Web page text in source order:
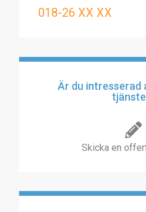
018-26 XX XX
Är du intresserad
Skicka en